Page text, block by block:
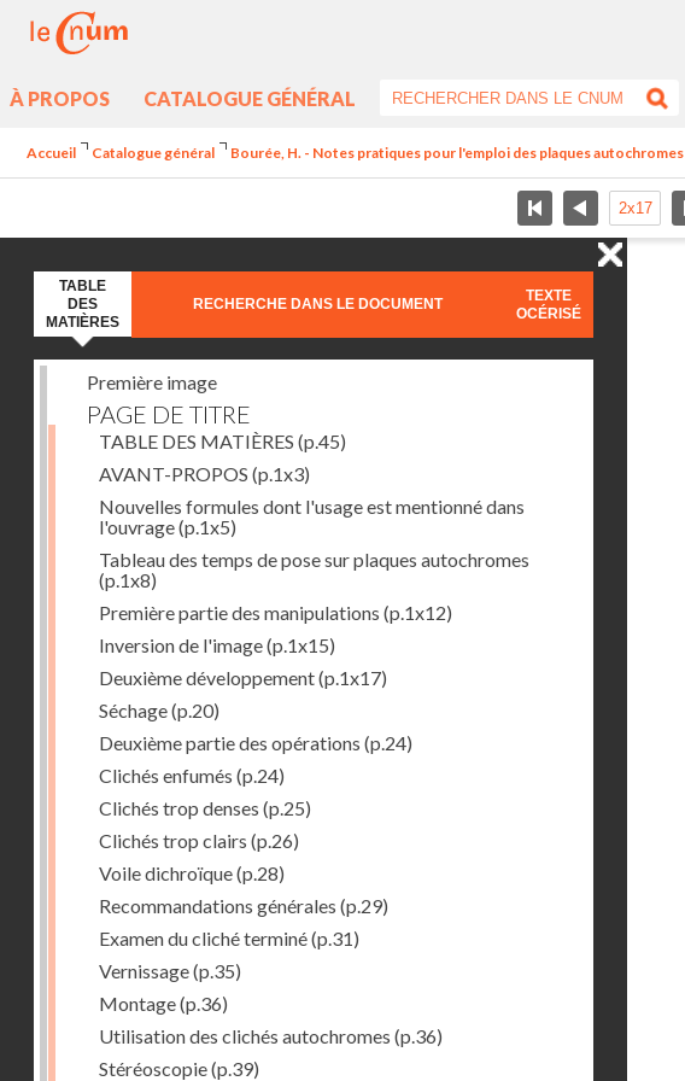
À PROPOS CATALOGUE GÉNÉRAL
Accueil Catalogue général Bourée, H. - Notes pratiques pour l'emploi des plaques autochromes
TABLE
DES
MATIÈRES
RECHERCHE DANS LE DOCUMENT
TEXTE
OCÉRISÉ
Première image
PAGE DE TITRE
TABLE DES MATIÈRES (p.45)
AVANT-PROPOS (p.1x3)
Nouvelles formules dont l'usage est mentionné dans
l'ouvrage(p.1x5)
Tableau des temps de pose sur plaques autochromes
(p.1x8)
Première partie des manipulations (p.1x12)
Inversion de l'image(p.1x15)
Deuxième développement(p.1x17)
Séchage(p.20)
Deuxième partie des opérations (p.24)
Clichés enfumés (p.24)
Clichés trop denses (p.25)
Clichés trop clairs (p.26)
Voile dichroïque(p.28)
Recommandations générales (p.29)
Examen du cliché terminé(p.31)
Vernissage(p.35)
Montage(p.36)
Utilisation des clichés autochromes (p.36)
Stéréoscopie(p.39)